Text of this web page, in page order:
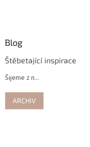
Blog
Štěbetající inspirace
Šijeme z n...
ARCHIV